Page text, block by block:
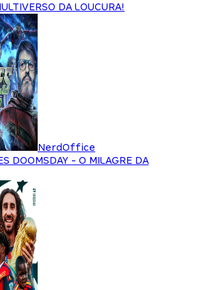
DA LOUCURA!
NerdOffice
DOOMSDAY - O MILAGRE DA